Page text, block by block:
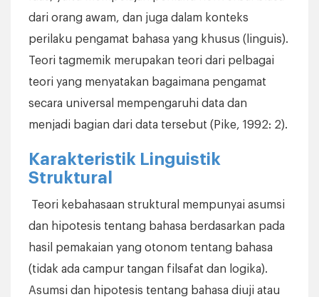
dari orang awam, dan juga dalam konteks
perilaku pengamat bahasa yang khusus (linguis).
Teori tagmemik merupakan teori dari pelbagai
teori yang menyatakan bagaimana pengamat
secara universal mempengaruhi data dan
menjadi bagian dari data tersebut (Pike, 1992: 2).
Karakteristik Linguistik
Struktural
Teori kebahasaan struktural mempunyai asumsi
dan hipotesis tentang bahasa berdasarkan pada
hasil pemakaian yang otonom tentang bahasa
(tidak ada campur tangan filsafat dan logika).
Asumsi dan hipotesis tentang bahasa diuji atau